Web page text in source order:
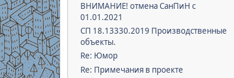
ВНИМАНИЕ! отмена СанПиН с
01.01.2021
СП 18.13330.2019 Производственные
объекты.
Re: Юмор
Re: Примечания в проекте